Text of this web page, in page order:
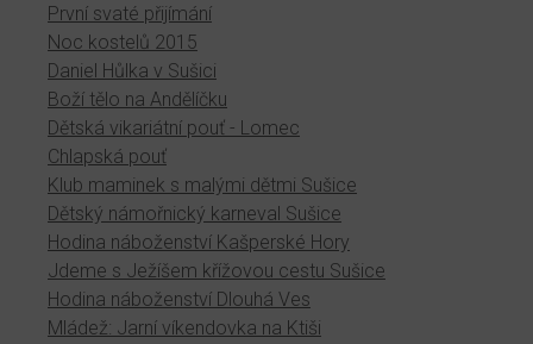
První svaté přijímání
Noc kostelů 2015
Daniel Hůlka v Sušici
Boží tělo na Andělíčku
Dětská vikariátní pouť - Lomec
Chlapská pouť
Klub maminek s malými dětmi Sušice
Dětský námořnický karneval Sušice
Hodina náboženství Kašperské Hory
Jdeme s Ježíšem křížovou cestu Sušice
Hodina náboženství Dlouhá Ves
Mládež: Jarní víkendovka na Ktiši